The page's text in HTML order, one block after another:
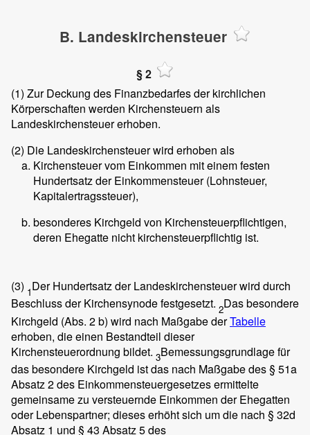
B. Landeskirchensteuer
§ 2
(1) Zur Deckung des Finanzbedarfes der kirchlichen
Körperschaften werden Kirchensteuern als
Landeskirchensteuer erhoben.
(2) Die Landeskirchensteuer wird erhoben als
Kirchensteuer vom Einkommen mit einem festen
Hundertsatz der Einkommensteuer (Lohnsteuer,
Kapitalertragssteuer),
besonderes Kirchgeld von Kirchensteuerpflichtigen,
deren Ehegatte nicht kirchensteuerpflichtig ist.
(3) 1Der Hundertsatz der Landeskirchensteuer wird durch
Beschluss der Kirchensynode festgesetzt. 2Das besondere
Kirchgeld (Abs. 2 b) wird nach Maßgabe derTabelle
erhoben, die einen Bestandteil dieser
Kirchensteuerordnung bildet. 3Bemessungsgrundlage für
das besondere Kirchgeld ist das nach Maßgabe des § 51a
Absatz 2 des Einkommensteuergesetzes ermittelte
gemeinsame zu versteuernde Einkommen der Ehegatten
oder Lebenspartner; dieses erhöht sich um die nach § 32d
Absatz 1 und § 43 Absatz 5 des